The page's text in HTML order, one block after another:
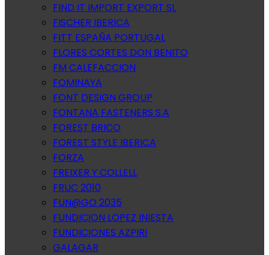
FIND IT IMPORT EXPORT SL
FISCHER IBERICA
FITT ESPAÑA PORTUGAL
FLORES CORTES DON BENITO
FM CALEFACCION
FOMINAYA
FONT DESIGN GROUP
FONTANA FASTENERS S.A
FOREST BRICO
FOREST STYLE IBERICA
FORZA
FREIXER Y COLLELL
FRUC 2010
FUN@GO 2035
FUNDICION LOPEZ INIESTA
FUNDICIONES AZPIRI
GALAGAR